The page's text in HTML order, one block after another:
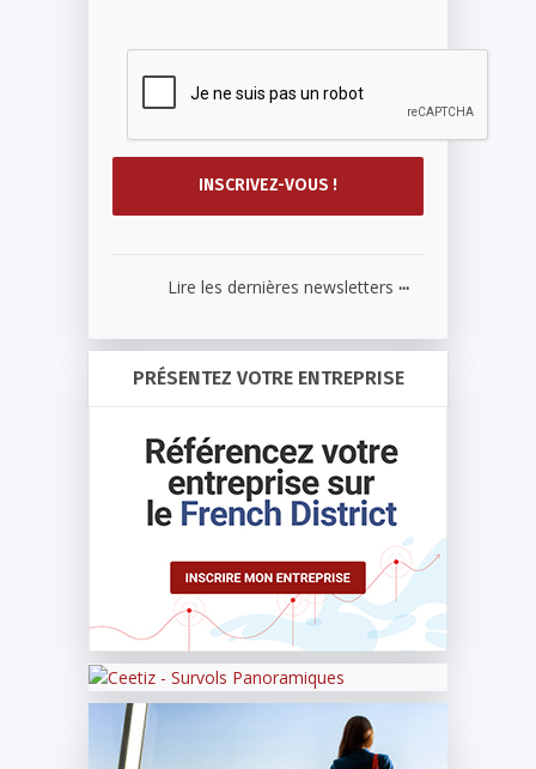
Lire les dernières newsletters ...
PRÉSENTEZ VOTRE ENTREPRISE